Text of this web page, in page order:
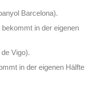
Barcelona).
in der eigenen
Vigo).
in der eigenen Hälfte